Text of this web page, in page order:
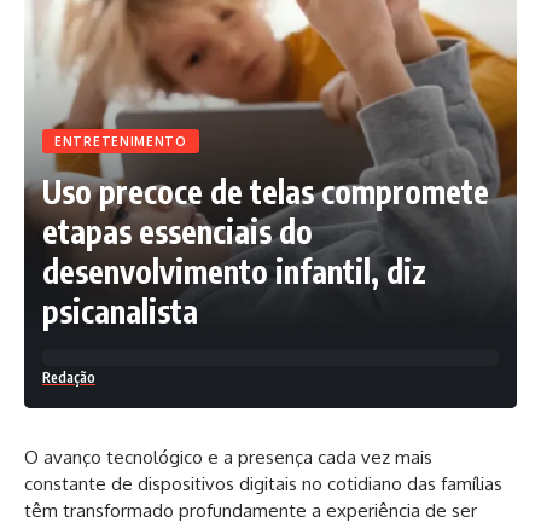
ENTRETENIMENTO
Uso precoce de telas compromete
etapas essenciais do
desenvolvimento infantil, diz
psicanalista
Redação
O avanço tecnológico e a presença cada vez mais
constante de dispositivos digitais no cotidiano das famílias
têm transformado profundamente a experiência de ser